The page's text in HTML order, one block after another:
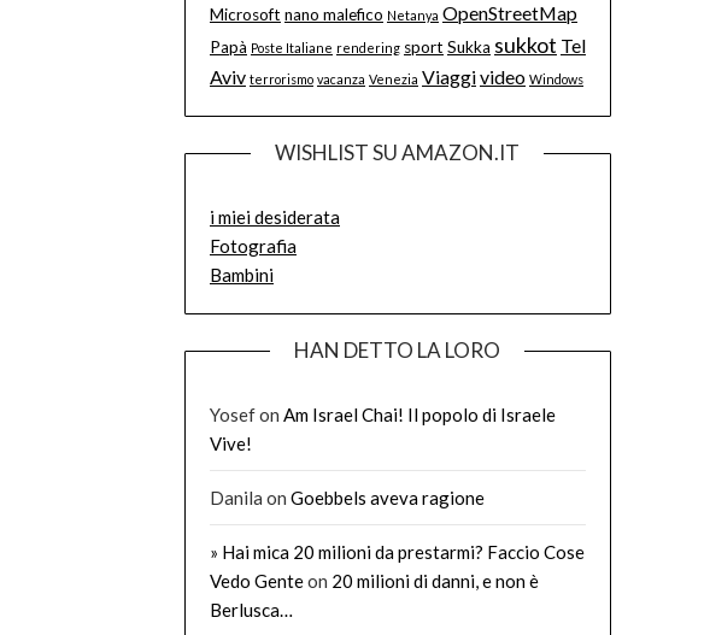
Microsoft nano malefico Netanya OpenStreetMap
Papà Poste Italiane rendering sport Sukka sukkot Tel
Aviv terrorismo vacanza Venezia Viaggivideo Windows
WISHLIST SU AMAZON.IT
i miei desiderata
Fotografia
Bambini
HAN DETTO LA LORO
Yosefon Am Israel Chai! Il popolo di Israele
Vive!
Danila on Goebbels aveva ragione
» Hai mica 20 milioni da prestarmi? Faccio Cose
Vedo Genteon 20 milioni di danni, e non è
Berlusca…